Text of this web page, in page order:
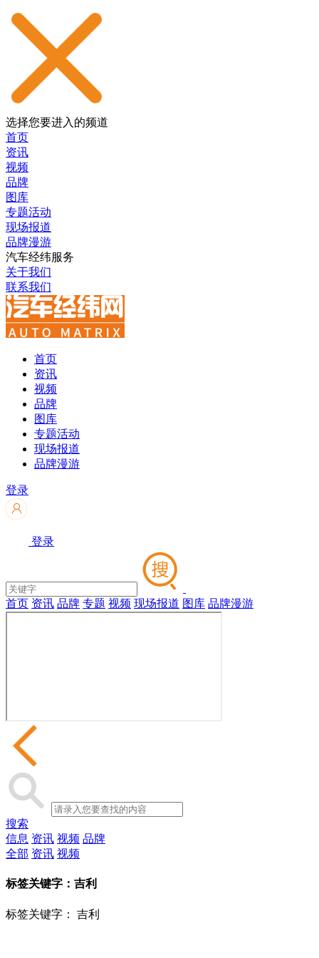
选择您要进入的频道
首页
资讯
视频
品牌
图库
专题活动
现场报道
品牌漫游
汽车经纬服务
关于我们
联系我们
首页
资讯
视频
品牌
图库
专题活动
现场报道
品牌漫游
登录
登录
首页 资讯 品牌 专题 视频 现场报道 图库 品牌漫游
搜索
信息 资讯 视频 品牌
全部 资讯 视频
标签关键字： 吉利
标签关键字： 吉利